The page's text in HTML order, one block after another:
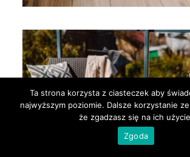
Ta strona korzysta z ciasteczek aby
najwyższym poziomie. Dalsze korzystanie
że zgadzasz się na ich
Zgoda